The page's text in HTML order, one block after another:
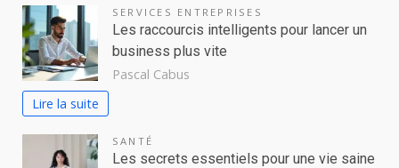
SERVICES ENTREPRISES
Les raccourcis intelligents pour lancer un
business plus vite
Pascal Cabus
Lire la suite
SANTÉ
Les secrets essentiels pour une vie saine